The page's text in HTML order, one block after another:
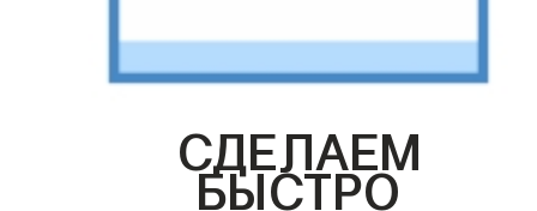
СДЕЛАЕМ
БЫСТРО